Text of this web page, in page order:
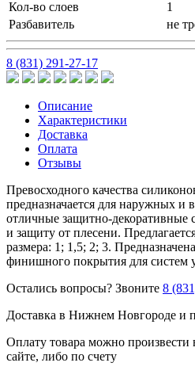
Кол-во слоев
1
Разбавитель
не
8 (831) 291-27-17
Описание
Характеристики
Доставка
Оплата
Отзывы
Превосходного качества
предназначается для наружных и
отличные защитно-декоративные
и защиту от плесени.
размера: 1; 1,5; 2; 3.
финишного покрытия для систем
Остались вопросы? Звоните 8
Доставка в Нижнем Новгороде и
Оплату товара можно
сайте, либо по счету